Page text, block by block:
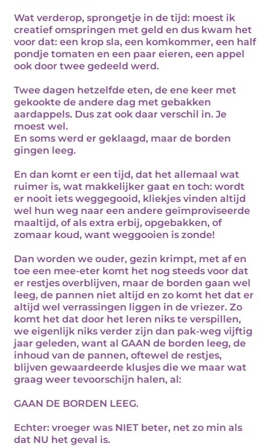
Wat verderop, sprongetje in de tijd: moest ik
creatief omspringen met geld en dus kwam het
voor dat: een krop sla, een komkommer, een half
pondje tomaten en een paar eieren, een appel
ook door twee gedeeld werd.
Twee dagen hetzelfde eten, de ene keer met
gekookte de andere dag met gebakken
aardappels. Dus zat ook daar verschil in. Je
moest wel.
En soms werd er geklaagd, maar de borden
gingen leeg.
En dan komt er een tijd, dat het allemaal wat
ruimer is, wat makkelijker gaat en toch: wordt
er nooit iets weggegooid, kliekjes vinden altijd
wel hun weg naar een andere geïmproviseerde
maaltijd, of als extra erbij, opgebakken, of
zomaar koud, want weggooien is zonde!
Dan worden we ouder, gezin krimpt, met af en
toe een mee-eter komt het nog steeds voor dat
er restjes overblijven, maar de borden gaan wel
leeg, de pannen niet altijd en zo komt het dat er
altijd wel verrassingen liggen in de vriezer. Zo
komt het dat door het leren niks te verspillen,
we eigenlijk niks verder zijn dan pak-weg vijftig
jaar geleden, want al GAAN de borden leeg, de
inhoud van de pannen, oftewel de restjes,
blijven gewaardeerde klusjes die we maar wat
graag weer tevoorschijn halen, al:
GAAN DE BORDEN LEEG.
Echter: vroeger was NIET beter, net zo min als
dat NU het geval is.